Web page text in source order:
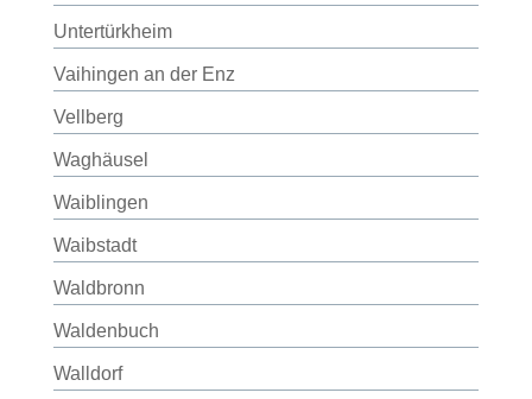
Untertürkheim
Vaihingen an der Enz
Vellberg
Waghäusel
Waiblingen
Waibstadt
Waldbronn
Waldenbuch
Walldorf